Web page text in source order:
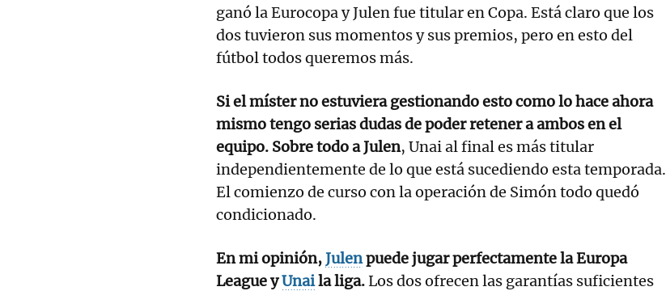
ganó la Eurocopa y Julen fue titular en Copa. Está claro que los
dos tuvieron sus momentos y sus premios, pero en esto del
fútbol todos queremos más.
Si el míster no estuviera gestionando esto como lo hace ahora
mismo tengo serias dudas de poder retener a ambos en el
equipo. Sobre todo a Julen, Unai al final es más titular
independientemente de lo que está sucediendo esta temporada.
El comienzo de curso con la operación de Simón todo quedó
condicionado.
En mi opinión,Julenpuede jugar perfectamente la Europa
League yUnaila liga.Los dos ofrecen las garantías suficientes